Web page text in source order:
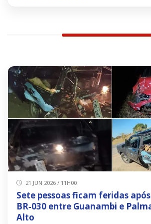
21 JUN 2026 / 11H00
Sete pessoas ficam feridas
BR‑030 entre Guanambi e
Alto